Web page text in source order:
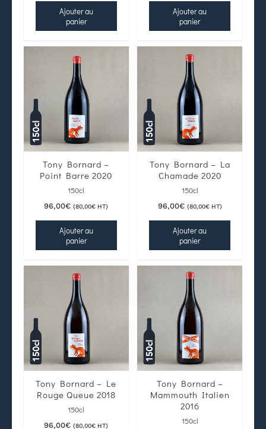
Ajouter au
panier
Ajouter au
panier
Tony Bornard –
Point Barre 2020
150cl
96,00€ (80,00€ HT)
Ajouter au
panier
Tony Bornard – La
Chamade 2020
150cl
96,00€ (80,00€HT)
Ajouter au
panier
Tony Bornard – Le
Rouge Queue 2018
150cl
96,00€ (80,00€ HT)
Tony Bornard –
Mammouth Italien
2016
150cl